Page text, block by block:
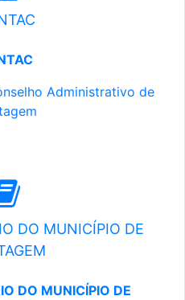
Administrativo de
DO MUNICÍPIO DE
DO MUNICÍPIO DE